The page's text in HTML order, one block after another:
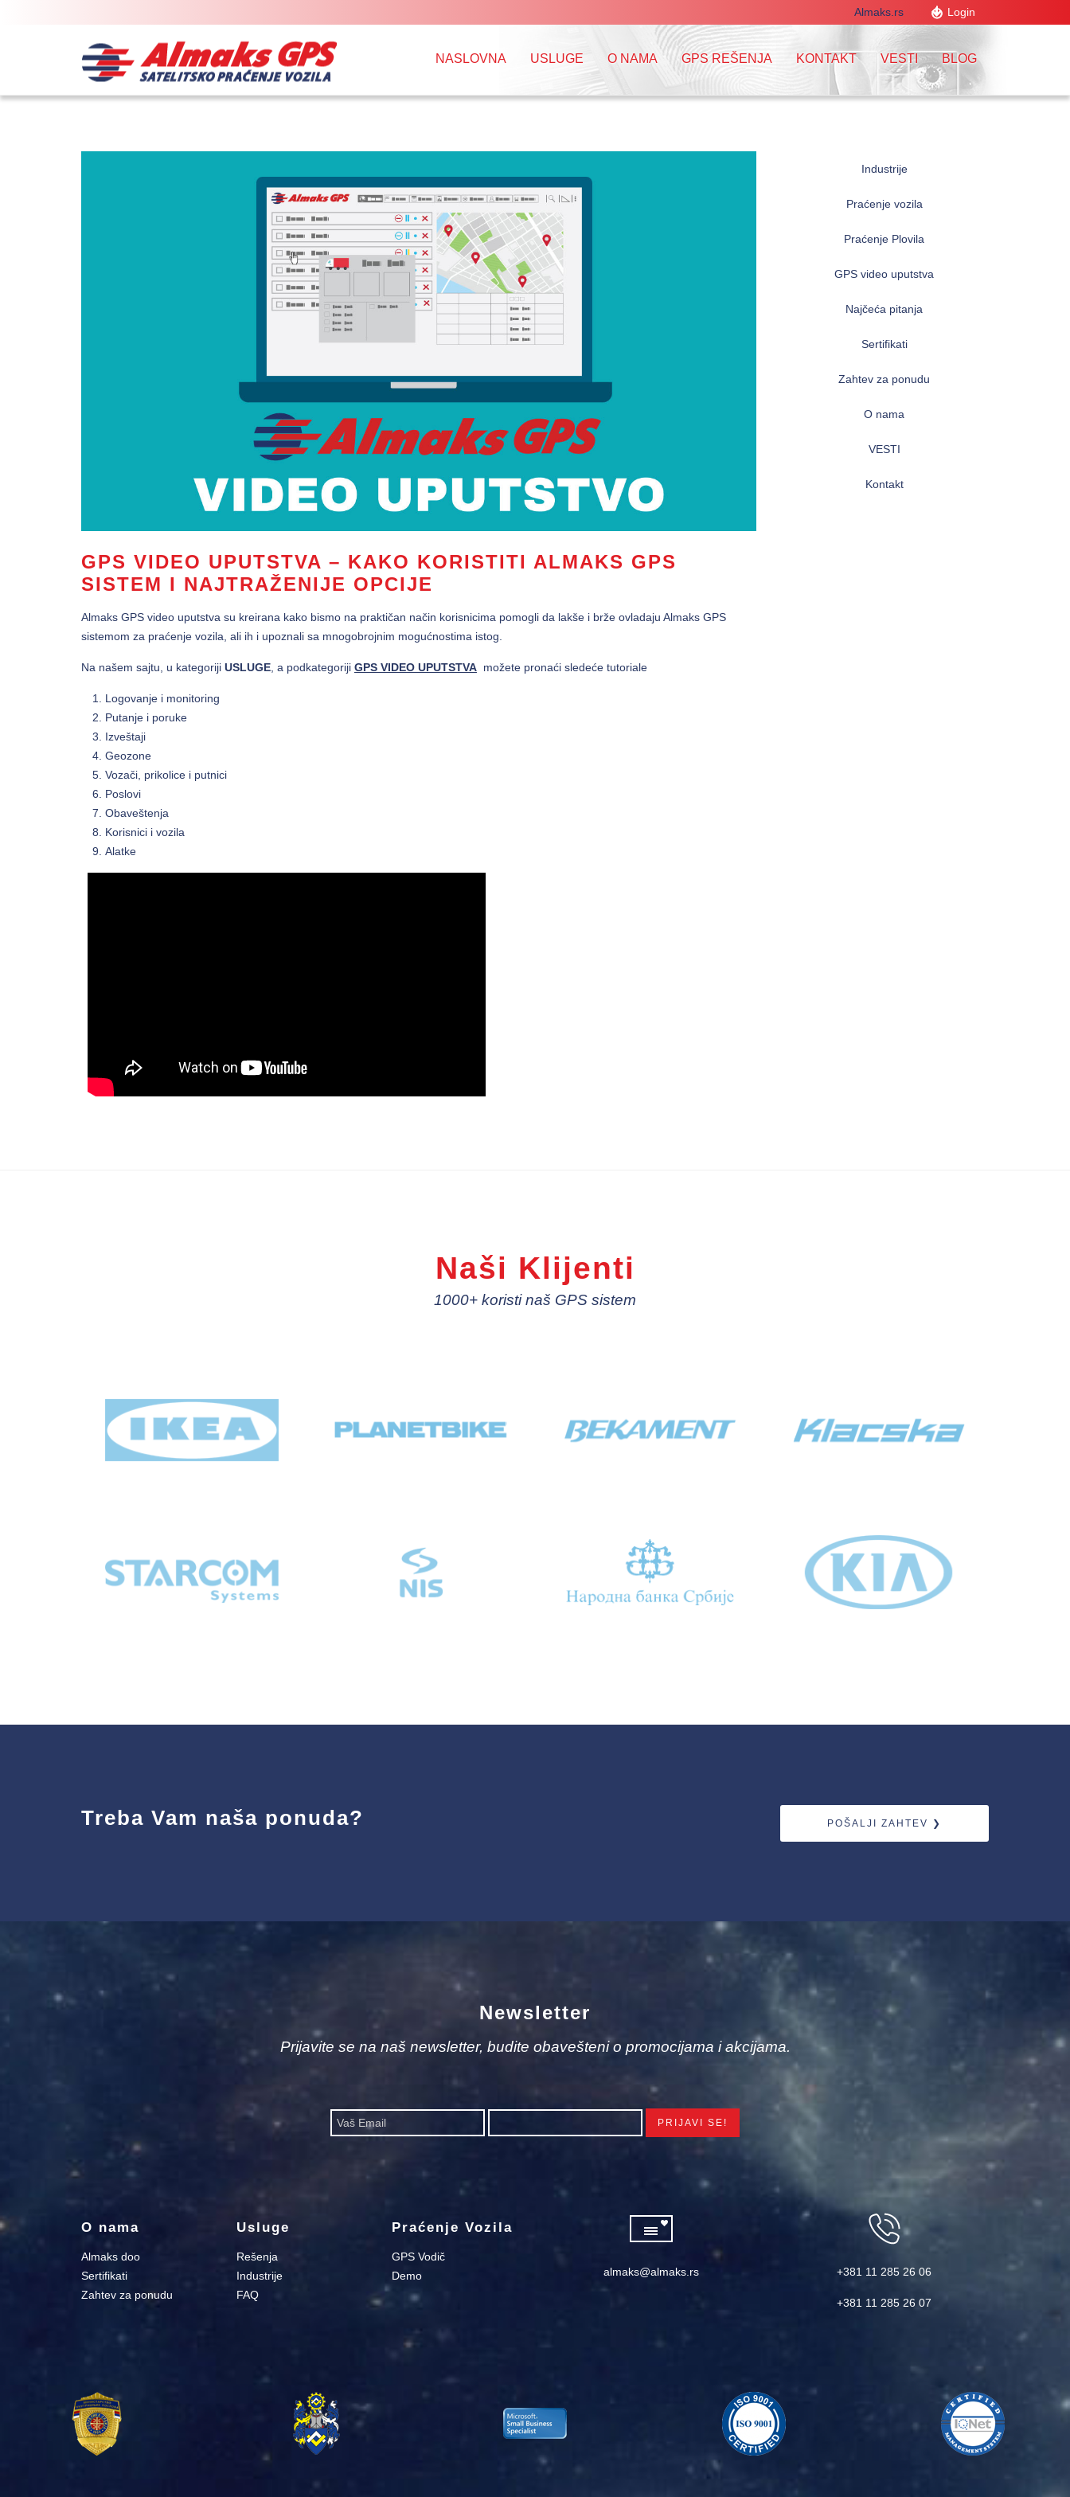
Almaks.rs Login
NASLOVNA USLUGE O NAMA GPS REŠENJA KONTAKT VESTI BLOG
GPS VIDEO UPUTSTVA – KAKO KORISTITI ALMAKS GPS
SISTEM I NAJTRAŽENIJE OPCIJE
Almaks GPS video uputstva su kreirana kako bismo na praktičan način korisnicima pomogli da lakše i brže ovladaju Almaks GPS
sistemom za praćenje vozila, ali ih i upoznali sa mnogobrojnim mogućnostima istog.
Na našem sajtu, u kategoriji USLUGE , a podkategoriji GPS VIDEO UPUTSTVA možete pronaći sledeće tutoriale
Logovanje i monitoring
Putanje i poruke
Izveštaji
Geozone
Vozači, prikolice i putnici
Poslovi
Obaveštenja
Korisnici i vozila
Alatke
Industrije
Praćenje vozila
Praćenje Plovila
GPS video uputstva
Najčeća pitanja
Sertifikati
Zahtev za ponudu
O nama
VESTI
Kontakt
Naši Klijenti
1000+ koristi naš GPS sistem
Treba Vam naša ponuda? POŠALJI ZAHTEV ❯
Newsletter
Prijavite se na naš newsletter, budite obavešteni o promocijama i akcijama.
O nama
Almaks doo
Sertifikati
Zahtev za ponudu
Usluge
Rešenja
Industrije
FAQ
Praćenje Vozila
GPS Vodič
Demo
almaks@almaks.rs +381 11 285 26 06
+381 11 285 26 07